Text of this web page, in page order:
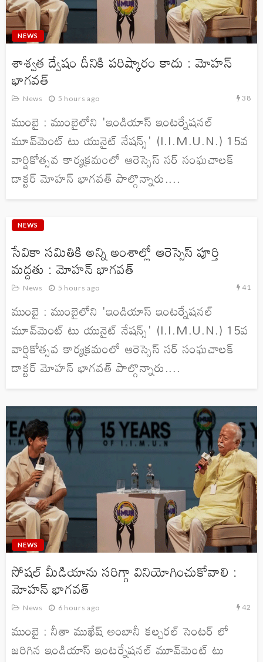
NEWS
శాశ్వత ద్వేషం దీనికి పరిష్కారం కాదు : మోహన్
భాగవత్
News 5 hours ago 38
ముంబై : ముంబైలోని 'ఇండియాస్ ఇంటర్నేషనల్
మూవ్‌మెంట్ టు యునైట్ నేషన్స్' (I.I.M.U.N.) 15వ
వార్షికోత్సవ కార్యక్రమంలో ఆరెస్సెస్ సర్ సంఘచాలక్
డాక్టర్ మోహన్ భాగవత్ పాల్గొన్నారు....
NEWS
సేవికా సమితికి అన్ని అంశాల్లో ఆరెస్సెస్ పూర్తి
మద్దతు : మోహన్ భాగవత్
News 5 hours ago 41
ముంబై : ముంబైలోని 'ఇండియాస్ ఇంటర్నేషనల్
మూవ్‌మెంట్ టు యునైట్ నేషన్స్' (I.I.M.U.N.) 15వ
వార్షికోత్సవ కార్యక్రమంలో ఆరెస్సెస్ సర్ సంఘచాలక్
డాక్టర్ మోహన్ భాగవత్ పాల్గొన్నారు....
NEWS
సోషల్ మీడియాను సరిగ్గా వినియోగించుకోవాలి :
మోహన్ భాగవత్
News 6 hours ago 42
ముంబై : నీతా ముఖేష్ అంబానీ కల్చరల్ సెంటర్ లో
జరిగిన ఇండియాస్ ఇంటర్నేషనల్ మూవ్‌మెంట్ టు